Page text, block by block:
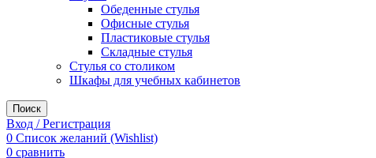
Обеденные стулья
Офисные стулья
Пластиковые стулья
Складные стулья
Стулья со столиком
Шкафы для учебных кабинетов
Поиск
Вход / Регистрация
0 Список желаний (Wishlist)
0 сравнить